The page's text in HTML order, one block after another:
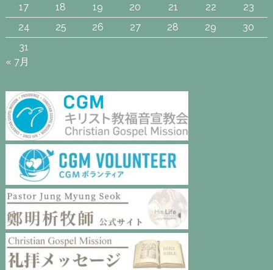
17
18 19 20 21 22
23
24
25 26 27 28 29
30
31
« 7月